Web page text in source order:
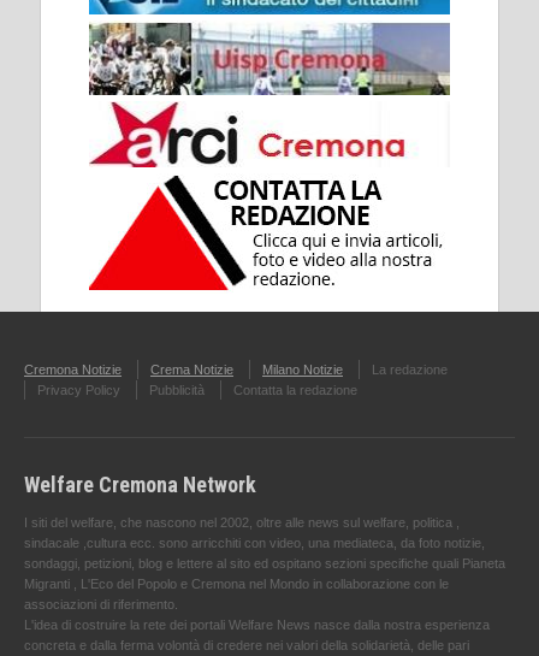
Cremona Notizie Crema Notizie Milano Notizie
La redazione
Privacy Policy
Pubblicità Contatta la redazione
Welfare Cremona Network
I siti del welfare, che nascono nel 2002, oltre alle news sul welfare, politica ,
sindacale ,cultura ecc. sono arricchiti con video, una mediateca, da foto notizie,
sondaggi, petizioni, blog e lettere al sito ed ospitano sezioni specifiche quali Pianeta
Migranti , L'Eco del Popolo e Cremona nel Mondo in collaborazione con le
associazioni di riferimento.
L'idea di costruire la rete dei portali Welfare News nasce dalla nostra esperienza
concreta e dalla ferma volontà di credere nei valori della solidarietà, delle pari